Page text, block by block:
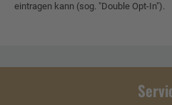
eintragen kann (sog. "Double Opt-In").